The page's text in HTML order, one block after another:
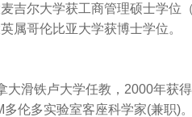
吉尔大学获工商管理硕士学位
属哥伦比亚大学获博士学位。
大滑铁卢大学任教，2000年获得
伦多实验室客座科学家(兼职)。